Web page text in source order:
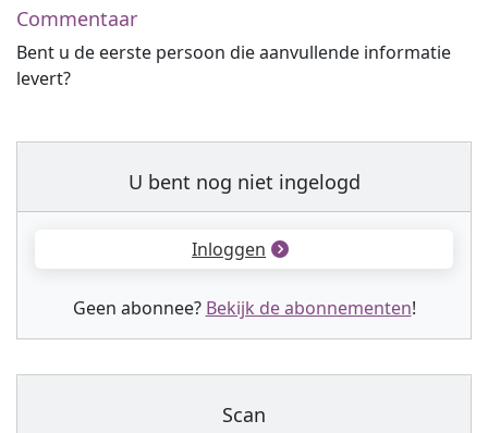
Commentaar
Bent u de eerste persoon die aanvullende informatie
levert?
U bent nog niet ingelogd
Inloggen
Geen abonnee? Bekijk de abonnementen!
Scan